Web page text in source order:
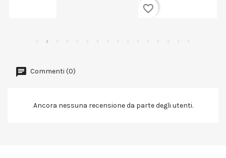
Commenti (0)
Ancora nessuna recensione da parte degli utenti.